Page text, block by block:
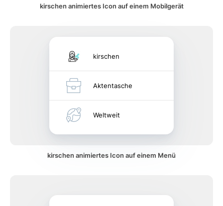
kirschen animiertes Icon auf einem Mobilgerät
kirschen
Aktentasche
Weltweit
kirschen animiertes Icon auf einem Menü